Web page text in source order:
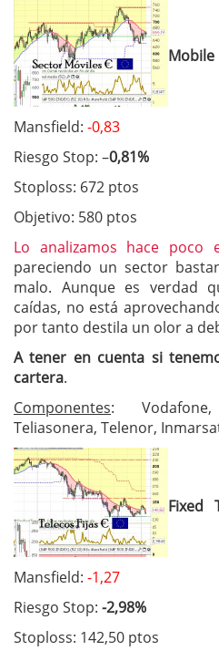
Mansfield: -0,83
Riesgo Stop: –0,81%
Stoploss: 672 ptos
Objetivo: 580 ptos
Lo analizamos hace poco
pareciendo un sector
malo. Aunque es verdad
caídas, no está
por tanto destila un olor a
A tener en cuenta si
cartera.
Componentes:
Teliasonera, Telenor,
Fixed
Mansfield: -1,27
Riesgo Stop: -2,98%
Stoploss: 142,50 ptos